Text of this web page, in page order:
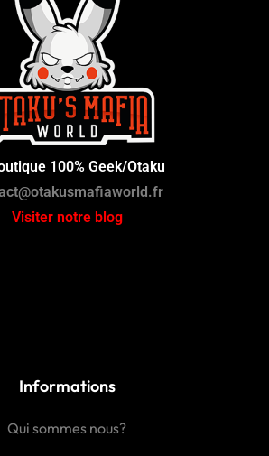
100% Geek/Otaku
Visiter notre blog
Informations
Qui sommes nous?